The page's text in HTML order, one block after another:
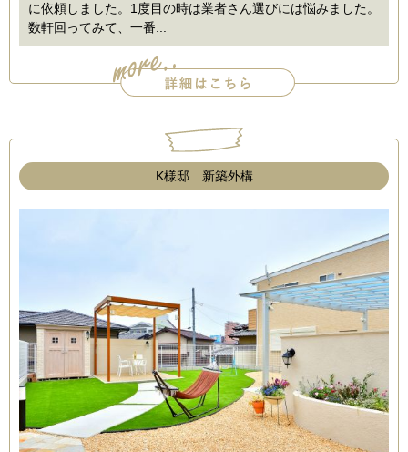
に依頼しました。1度目の時は業者さん選びには悩みました。
数軒回ってみて、一番...
K様邸 新築外構